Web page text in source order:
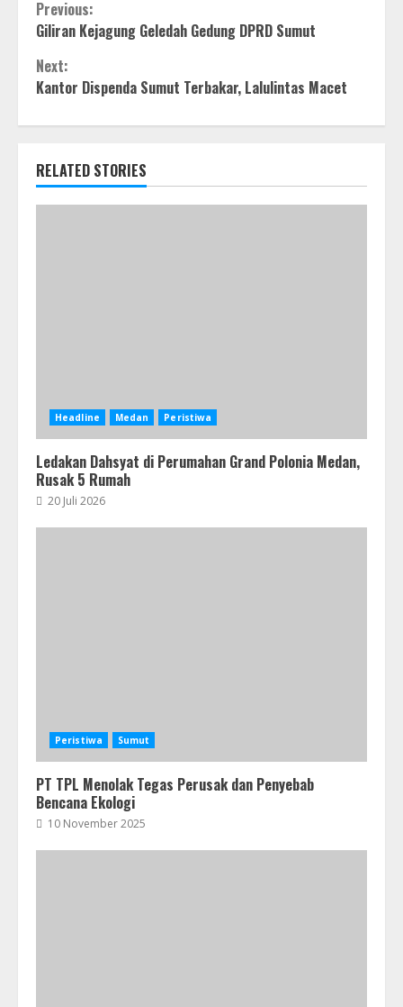
Continue
Reading
Previous:
Giliran Kejagung Geledah Gedung DPRD Sumut
Next:
Kantor Dispenda Sumut Terbakar, Lalulintas Macet
RELATED STORIES
Headline Medan Peristiwa
Ledakan Dahsyat di Perumahan Grand Polonia Medan,
Rusak 5 Rumah
20 Juli 2026
Peristiwa Sumut
PT TPL Menolak Tegas Perusak dan Penyebab
Bencana Ekologi
10 November 2025